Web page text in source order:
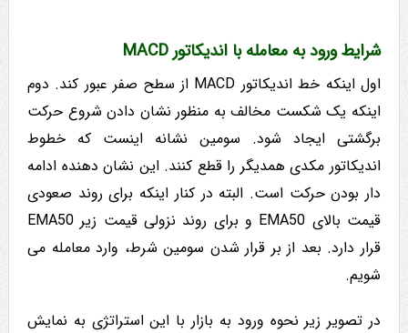
شرایط ورود به معامله با اندیکاتور MACD
اول اینکه خط اندیکاتور MACD از سطح صفر عبور کند. دوم
اینکه یک شکست مخالف به منظور نشان دادن شروع حرکت
برگشتی ایجاد شود. سومین نشانه اینست که خطوط
اندیکاتور مکدی همدیگر را قطع کنند. این نشان دهنده ادامه
دار بودن حرکت است. البته در کنار اینکه برای روند صعودی
قیمت بالای EMA50 و برای روند نزولی قیمت زیر EMA50
قرار دارد. بعد از بر قرار شدن سومین شرط، وارد معامله می
شویم.
در تصویر زیر نحوه ورود به بازار با این استراتژی به نمایش